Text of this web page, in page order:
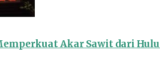
Akar Sawit dari